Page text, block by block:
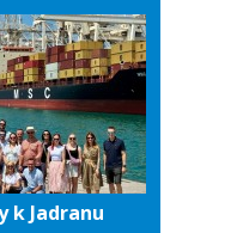
k Jadranu